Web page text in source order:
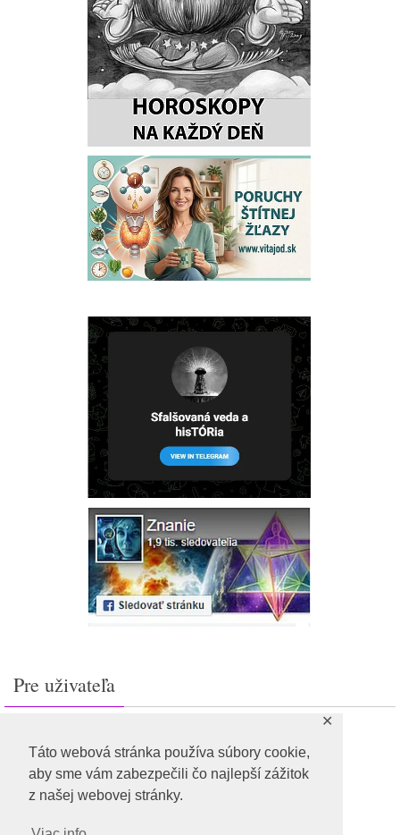
Táto webová stránka používa súbory cookie,
aby sme vám zabezpečili čo najlepší zážitok
z našej webovej stránky.
✕
Pre uživateľa
Feed záznamov
RSS feed komentárov
WordPress.org